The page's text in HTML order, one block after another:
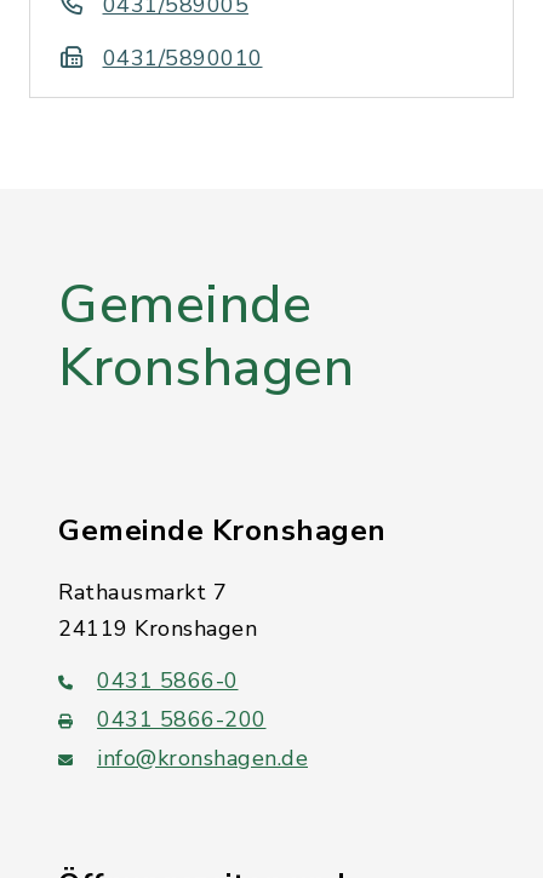
0431/5890010
Gemeinde
Kronshagen
Gemeinde Kronshagen
Rathausmarkt 7
24119 Kronshagen
0431 5866-0
0431 5866-200
info@kronshagen.de